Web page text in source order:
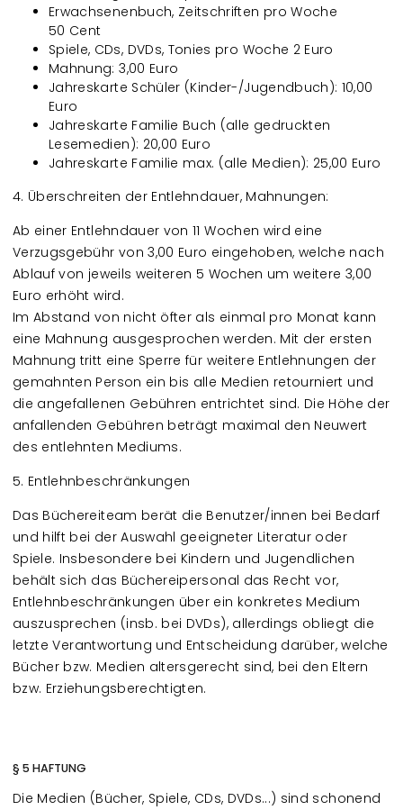
Erwachsenenbuch, Zeitschriften pro Woche
50 Cent
Spiele, CDs, DVDs, Tonies pro Woche 2 Euro
Mahnung: 3,00 Euro
Jahreskarte Schüler (Kinder-/Jugendbuch): 10,00
Euro
Jahreskarte Familie Buch (alle gedruckten
Lesemedien): 20,00 Euro
Jahreskarte Familie max. (alle Medien): 25,00 Euro
4. Überschreiten der Entlehndauer, Mahnungen:
Ab einer Entlehndauer von 11 Wochen wird eine
Verzugsgebühr von 3,00 Euro eingehoben, welche nach
Ablauf von jeweils weiteren 5 Wochen um weitere 3,00
Euro erhöht wird.
Im Abstand von nicht öfter als einmal pro Monat kann
eine Mahnung ausgesprochen werden. Mit der ersten
Mahnung tritt eine Sperre für weitere Entlehnungen der
gemahnten Person ein bis alle Medien retourniert und
die angefallenen Gebühren entrichtet sind. Die Höhe der
anfallenden Gebühren beträgt maximal den Neuwert
des entlehnten Mediums.
5. Entlehnbeschränkungen
Das Büchereiteam berät die Benutzer/innen bei Bedarf
und hilft bei der Auswahl geeigneter Literatur oder
Spiele. Insbesondere bei Kindern und Jugendlichen
behält sich das Büchereipersonal das Recht vor,
Entlehnbeschränkungen über ein konkretes Medium
auszusprechen (insb. bei DVDs), allerdings obliegt die
letzte Verantwortung und Entscheidung darüber, welche
Bücher bzw. Medien altersgerecht sind, bei den Eltern
bzw. Erziehungsberechtigten.
§ 5 HAFTUNG
Die Medien (Bücher, Spiele, CDs, DVDs...) sind schonend